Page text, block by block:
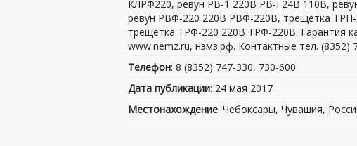
КЛРФ220, ревун РВ-1 220В РВ-I 24В 110В,
ревун РВФ-220 220В РВФ-220В, трещетка
трещетка ТРФ-220 220В ТРФ-220В. Гарантия
www.nemz.ru, нэмз.рф. Контактные тел. (8352)
Телефон: 8 (8352) 747-330, 730-600
Дата публикации: 24 мая 2017
Местонахождение: Чебоксары, Чувашия,